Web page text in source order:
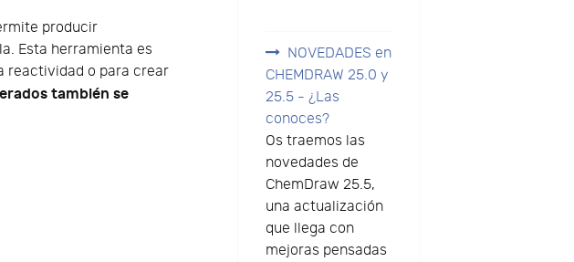
producir
Esta herramienta es
reactividad o para crear
también se
NOVEDADES en
CHEMDRAW 25.0 y
25.5 - ¿Las
conoces?
Os traemos las
novedades de
ChemDraw 25.5,
una actualización
que llega con
mejoras pensadas